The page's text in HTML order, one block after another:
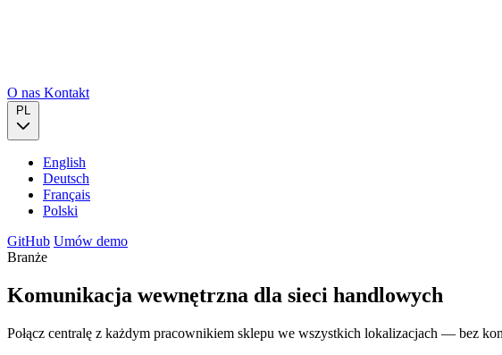
O nas Kontakt
PL
English
Deutsch
Français
Polski
GitHub Umów demo
Branże
Komunikacja wewnętrzna dla sieci handlowych
Połącz centralę z każdym pracownikiem sklepu we wszystkich lokalizacjach — bez